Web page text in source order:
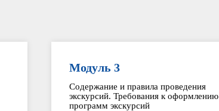
Модуль 3
Содержание и правила проведения
экскурсий. Требования к оформлению
программ экскурсий